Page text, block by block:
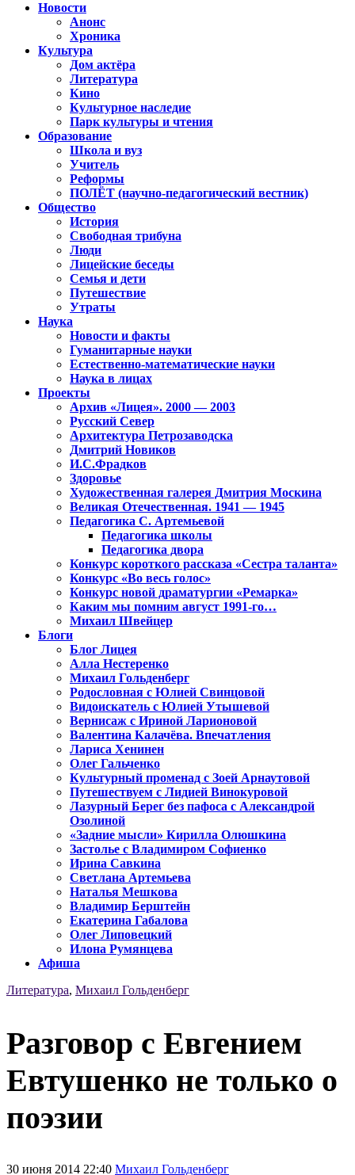
Новости
Анонс
Хроника
Культура
Дом актёра
Литература
Кино
Культурное наследие
Парк культуры и чтения
Образование
Школа и вуз
Учитель
Реформы
ПОЛЁТ (научно-педагогический вестник)
Общество
История
Свободная трибуна
Люди
Лицейские беседы
Семья и дети
Путешествие
Утраты
Наука
Новости и факты
Гуманитарные науки
Естественно-математические науки
Наука в лицах
Проекты
Архив «Лицея». 2000 — 2003
Русский Север
Архитектура Петрозаводска
Дмитрий Новиков
И.С.Фрадков
Здоровье
Художественная галерея Дмитрия Москина
Великая Отечественная. 1941 — 1945
Педагогика С. Артемьевой
Педагогика школы
Педагогика двора
Конкурс короткого рассказа «Сестра таланта»
Конкурс «Во весь голос»
Конкурс новой драматургии «Ремарка»
Каким мы помним август 1991-го…
Михаил Швейцер
Блоги
Блог Лицея
Алла Нестеренко
Михаил Гольденберг
Родословная с Юлией Свинцовой
Видоискатель с Юлией Утышевой
Вернисаж с Ириной Ларионовой
Валентина Калачёва. Впечатления
Лариса Хенинен
Олег Гальченко
Культурный променад с Зоей Арнаутовой
Путешествуем с Лидией Винокуровой
Лазурный Берег без пафоса с Александрой
Озолиной
«Задние мысли» Кирилла Олюшкина
Застолье с Владимиром Софиенко
Ирина Савкина
Светлана Артемьева
Наталья Мешкова
Владимир Берштейн
Екатерина Габалова
Олег Липовецкий
Илона Румянцева
Афиша
Литература, Михаил Гольденберг
Разговор с Евгением
Евтушенко не только о
поэзии
30 июня 2014 22:40 Михаил Гольденберг